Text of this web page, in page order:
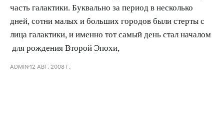
часть галактики. Буквально за период в несколько
дней, сотни малых и больших городов были стерты с
лица галактики, и именно тот самый день стал началом
для рождения Второй Эпохи,
ADMIN12 АВГ. 2008 Г.